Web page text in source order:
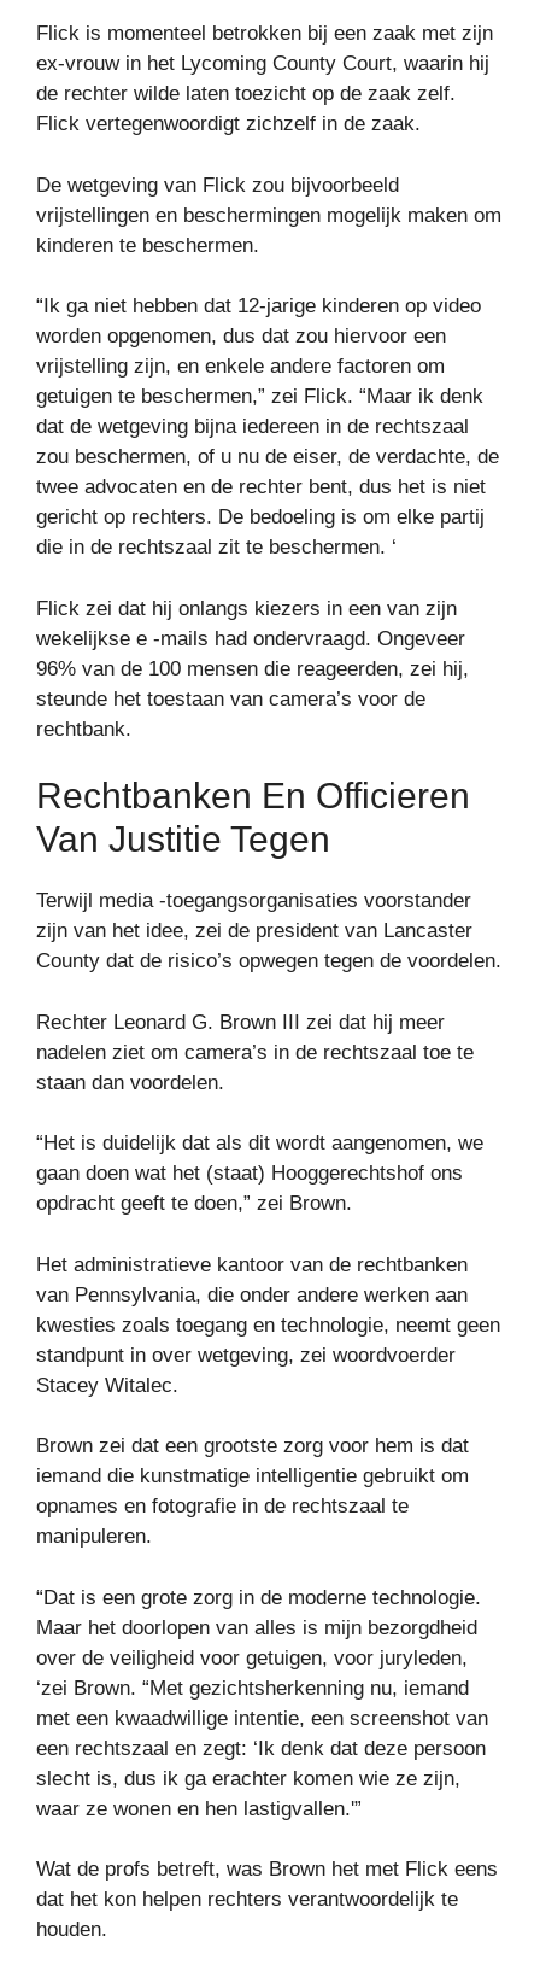
Flick is momenteel betrokken bij een zaak met zijn
ex-vrouw in het Lycoming County Court, waarin hij
de rechter wilde laten toezicht op de zaak zelf.
Flick vertegenwoordigt zichzelf in de zaak.
De wetgeving van Flick zou bijvoorbeeld
vrijstellingen en beschermingen mogelijk maken om
kinderen te beschermen.
“Ik ga niet hebben dat 12-jarige kinderen op video
worden opgenomen, dus dat zou hiervoor een
vrijstelling zijn, en enkele andere factoren om
getuigen te beschermen,” zei Flick. “Maar ik denk
dat de wetgeving bijna iedereen in de rechtszaal
zou beschermen, of u nu de eiser, de verdachte, de
twee advocaten en de rechter bent, dus het is niet
gericht op rechters. De bedoeling is om elke partij
die in de rechtszaal zit te beschermen. ‘
Flick zei dat hij onlangs kiezers in een van zijn
wekelijkse e -mails had ondervraagd. Ongeveer
96% van de 100 mensen die reageerden, zei hij,
steunde het toestaan ​​van camera’s voor de
rechtbank.
Rechtbanken En Officieren
Van Justitie Tegen
Terwijl media -toegangsorganisaties voorstander
zijn van het idee, zei de president van Lancaster
County dat de risico’s opwegen tegen de voordelen.
Rechter Leonard G. Brown III zei dat hij meer
nadelen ziet om camera’s in de rechtszaal toe te
staan ​​dan voordelen.
“Het is duidelijk dat als dit wordt aangenomen, we
gaan doen wat het (staat) Hooggerechtshof ons
opdracht geeft te doen,” zei Brown.
Het administratieve kantoor van de rechtbanken
van Pennsylvania, die onder andere werken aan
kwesties zoals toegang en technologie, neemt geen
standpunt in over wetgeving, zei woordvoerder
Stacey Witalec.
Brown zei dat een grootste zorg voor hem is dat
iemand die kunstmatige intelligentie gebruikt om
opnames en fotografie in de rechtszaal te
manipuleren.
“Dat is een grote zorg in de moderne technologie.
Maar het doorlopen van alles is mijn bezorgdheid
over de veiligheid voor getuigen, voor juryleden,
‘zei Brown. “Met gezichtsherkenning nu, iemand
met een kwaadwillige intentie, een screenshot van
een rechtszaal en zegt: ‘Ik denk dat deze persoon
slecht is, dus ik ga erachter komen wie ze zijn,
waar ze wonen en hen lastigvallen.'”
Wat de profs betreft, was Brown het met Flick eens
dat het kon helpen rechters verantwoordelijk te
houden.